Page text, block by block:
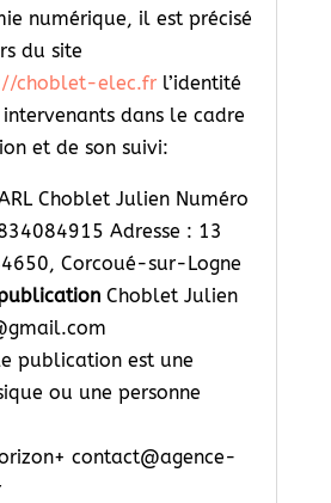
numérique, il est précisé
du site
choblet-elec.fr l’identité
dans le cadre
et de son suivi:
Choblet Julien Numéro
Adresse : 13
Corcoué-sur-Logne
Choblet Julien
publication est une
ou une personne
contact@agence-